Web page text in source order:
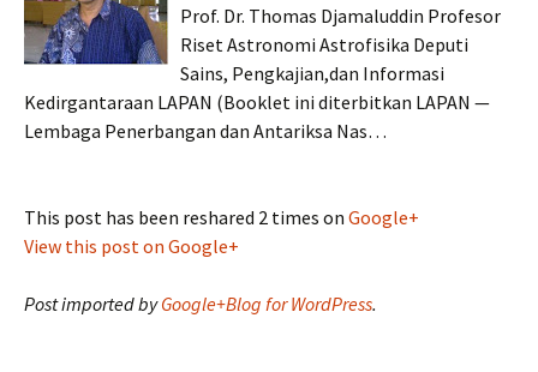
Prof. Dr. Thomas Djamaluddin Profesor
Riset Astronomi Astrofisika Deputi
Sains, Pengkajian,dan Informasi
Kedirgantaraan LAPAN (Booklet ini diterbitkan LAPAN —
Lembaga Penerbangan dan Antariksa Nas…
This post has been reshared 2 times on Google+
View this post on Google+
Post imported byGoogle+Blog for WordPress.